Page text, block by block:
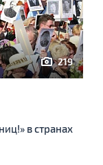
219
в странах